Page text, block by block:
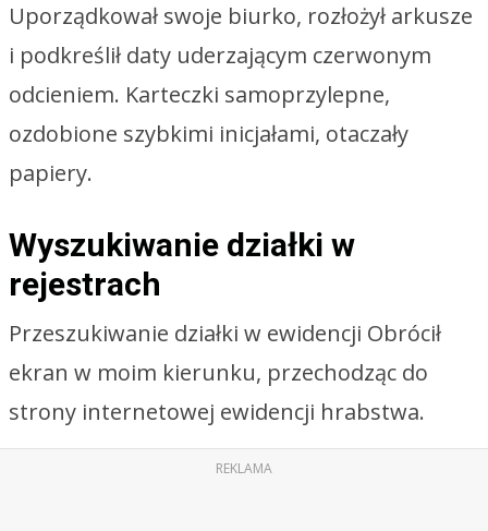
Uporządkował swoje biurko, rozłożył arkusze
i podkreślił daty uderzającym czerwonym
odcieniem. Karteczki samoprzylepne,
ozdobione szybkimi inicjałami, otaczały
papiery.
Wyszukiwanie działki w
rejestrach
Przeszukiwanie działki w ewidencji Obrócił
ekran w moim kierunku, przechodząc do
strony internetowej ewidencji hrabstwa.
REKLAMA